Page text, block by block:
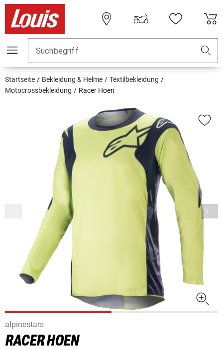
Suchbegriff
Startseite Bekleidung & Helme
Textilbekleidung
Motocrossbekleidung
Racer Hoen
alpinestars
RACER HOEN